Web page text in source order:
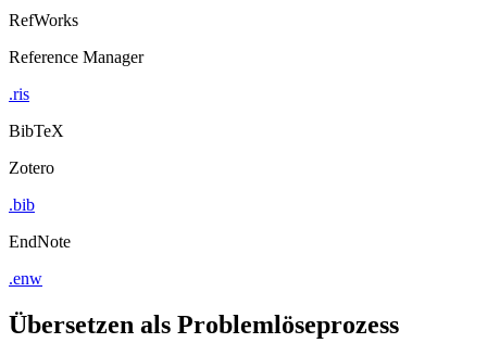
RefWorks
Reference Manager
.ris
BibTeX
Zotero
.bib
EndNote
.enw
Übersetzen als Problemlöseprozess